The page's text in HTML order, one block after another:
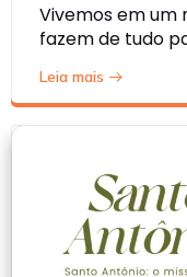
Vivemos em um
fazem de tudo
Leia mais